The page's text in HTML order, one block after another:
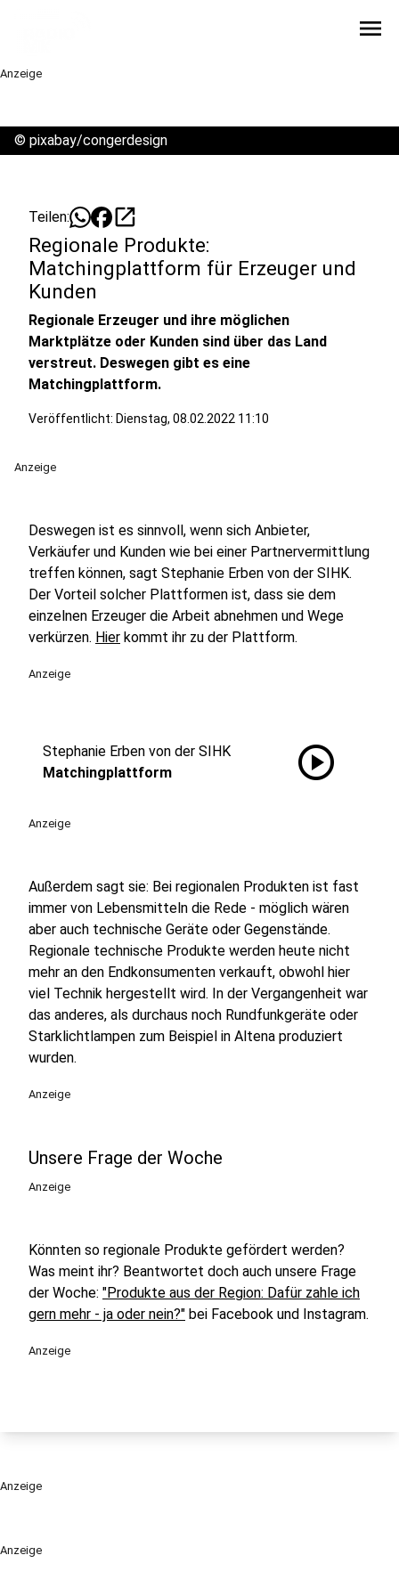
menu
Anzeige
Anzeige
© pixabay/congerdesign
Teilen: open_in_new
Regionale Produkte:
Matchingplattform für Erzeuger und
Kunden
Regionale Erzeuger und ihre möglichen
Marktplätze oder Kunden sind über das Land
verstreut. Deswegen gibt es eine
Matchingplattform.
Veröffentlicht: Dienstag, 08.02.2022 11:10
Anzeige
Deswegen ist es sinnvoll, wenn sich Anbieter,
Verkäufer und Kunden wie bei einer Partnervermittlung
treffen können, sagt Stephanie Erben von der SIHK.
Der Vorteil solcher Plattformen ist, dass sie dem
einzelnen Erzeuger die Arbeit abnehmen und Wege
verkürzen. Hier kommt ihr zu der Plattform.
Anzeige
Stephanie Erben von der SIHK
Matchingplattform
play_circle
Anzeige
Außerdem sagt sie: Bei regionalen Produkten ist fast
immer von Lebensmitteln die Rede - möglich wären
aber auch technische Geräte oder Gegenstände.
Regionale technische Produkte werden heute nicht
mehr an den Endkonsumenten verkauft, obwohl hier
viel Technik hergestellt wird. In der Vergangenheit war
das anderes, als durchaus noch Rundfunkgeräte oder
Starklichtlampen zum Beispiel in Altena produziert
wurden.
Anzeige
Unsere Frage der Woche
Anzeige
Könnten so regionale Produkte gefördert werden?
Was meint ihr? Beantwortet doch auch unsere Frage
der Woche: "Produkte aus der Region: Dafür zahle ich
gern mehr - ja oder nein?" bei Facebook und Instagram.
Anzeige
Anzeige